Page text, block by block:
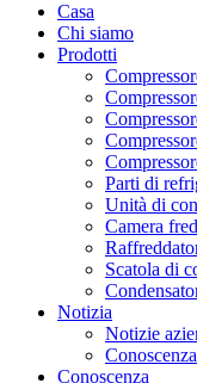
Casa
Chi siamo
Prodotti
Parti di
Unità di
Camera
Scatola di
Notizia
Notizie
Conoscenza